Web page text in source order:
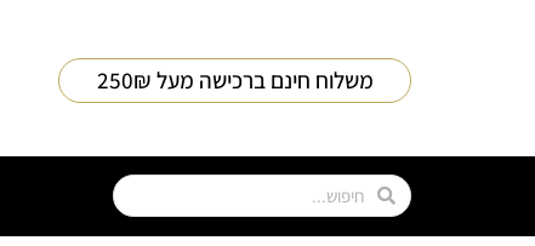
משלוח חינם ברכישה מעל 250₪